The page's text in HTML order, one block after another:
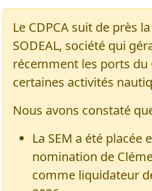
Le CDPCA suit de près
SODEAL, société qui
récemment les ports du
certaines activités
Nous avons constaté
La SEM a été placée
nomination de
comme liquidateur